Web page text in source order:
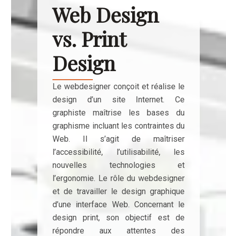
Web Design
vs. Print
Design
Le webdesigner conçoit et réalise le
design d’un site Internet. Ce
graphiste maîtrise les bases du
graphisme incluant les contraintes du
Web. Il s’agit de maîtriser
l’accessibilité, l’utilisabilité, les
nouvelles technologies et
l’ergonomie. Le rôle du webdesigner
et de travailler le design graphique
d’une interface Web. Concernant le
design print, son objectif est de
répondre aux attentes des